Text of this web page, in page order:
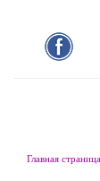
Главная страница